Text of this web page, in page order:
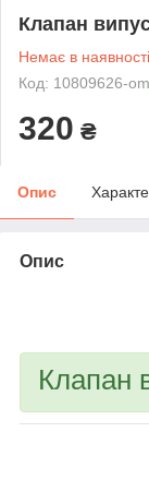
Клапан
Немає в наявності
Код: 10809626-
320 ₴
Опис
Опис
Клапан